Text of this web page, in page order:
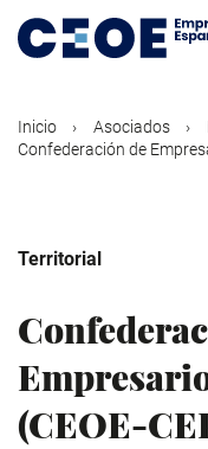
contenido
Inicio Asociados
Confederación de
Territorial
(CEOE-